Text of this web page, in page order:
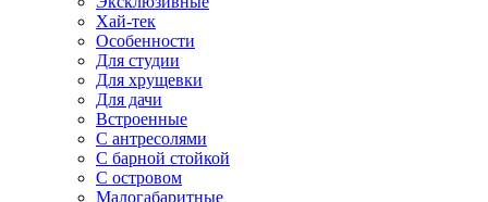
Хай-тек
Особенности
Для студии
Для хрущевки
Для дачи
Встроенные
С антресолями
С барной стойкой
С островом
Малогабаритные